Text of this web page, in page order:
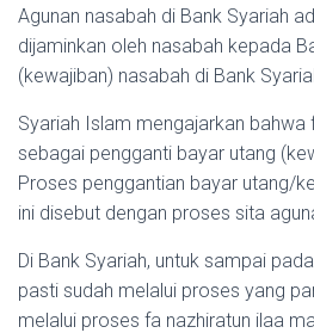
Agunan nasabah di Bank Syariah
dijaminkan oleh nasabah kepada
(kewajiban) nasabah di Bank
Syariah Islam mengajarkan bahwa
sebagai pengganti bayar utang
Proses penggantian bayar utang/
ini disebut dengan proses sita
Di Bank Syariah, untuk sampai
pasti sudah melalui proses yang
melalui proses fa nazhiratun ilaa